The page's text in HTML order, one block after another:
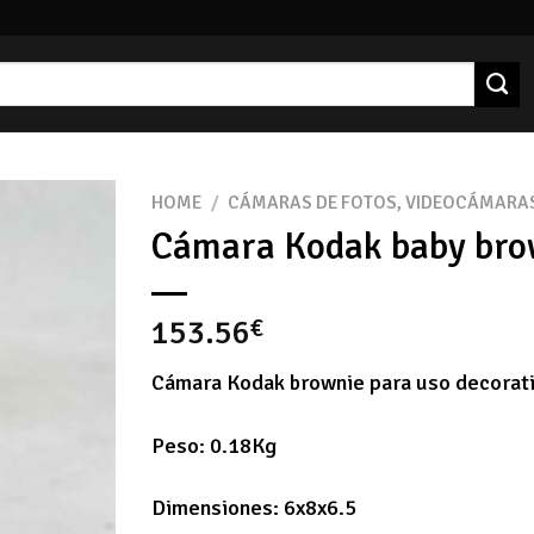
HOME / CÁMARAS DE FOTOS,
Cámara Kodak baby
153.56€
Cámara Kodak brownie para uso
Peso: 0.18Kg
Dimensiones: 6x8x6.5